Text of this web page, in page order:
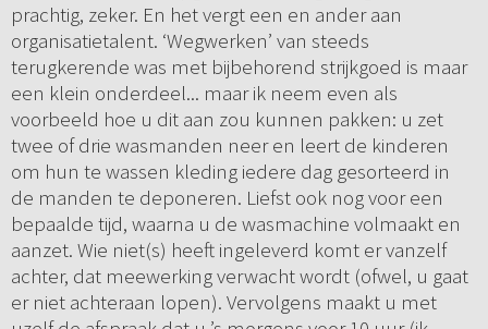
prachtig, zeker. En het vergt een en ander aan
organisatietalent. ‘Wegwerken’ van steeds
terugkerende was met bijbehorend strijkgoed is maar
een klein onderdeel... maar ik neem even als
voorbeeld hoe u dit aan zou kunnen pakken: u zet
twee of drie wasmanden neer en leert de kinderen
om hun te wassen kleding iedere dag gesorteerd in
de manden te deponeren. Liefst ook nog voor een
bepaalde tijd, waarna u de wasmachine volmaakt en
aanzet. Wie niet(s) heeft ingeleverd komt er vanzelf
achter, dat meewerking verwacht wordt (ofwel, u gaat
er niet achteraan lopen). Vervolgens maakt u met